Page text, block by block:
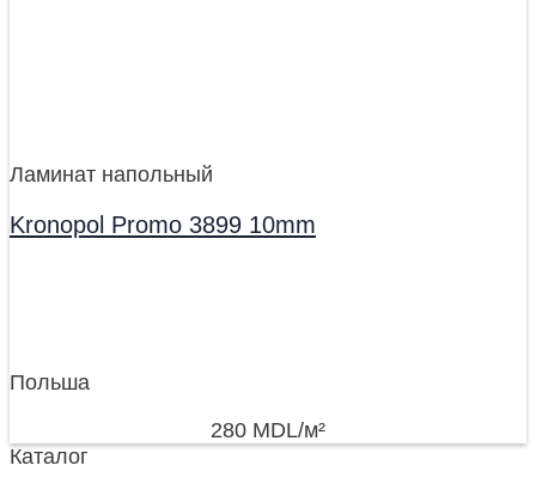
Ламинат напольный
Kronopol Promo 3899 10mm
Польша
280 MDL/м²
Каталог